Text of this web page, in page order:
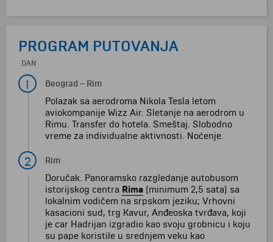
PROGRAM PUTOVANJA
DAN
1 Beograd – Rim
Polazak sa aerodroma Nikola Tesla letom
aviokompanije Wizz Air. Sletanje na aerodrom u
Rimu. Transfer do hotela. Smeštaj. Slobodno
vreme za individualne aktivnosti. Noćenje.
2 Rim
Doručak. Panoramsko razgledanje autobusom
istorijskog centra Rima (minimum 2,5 sata) sa
lokalnim vodičem na srpskom jeziku; Vrhovni
kasacioni sud, trg Kavur, Anđeoska tvrđava, koji
je car Hadrijan izgradio kao svoju grobnicu i koju
su pape koristile u srednjem veku kao